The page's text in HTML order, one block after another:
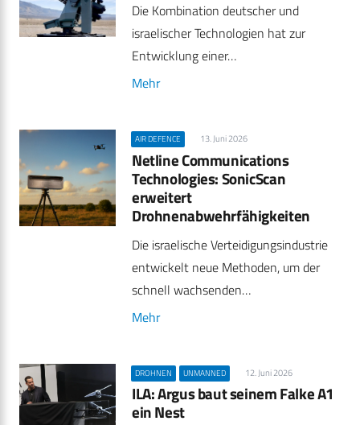
Die Kombination deutscher und
israelischer Technologien hat zur
Entwicklung einer…
Mehr
AIR DEFENCE 13. Juni 2026
Netline Communications
Technologies: SonicScan
erweitert
Drohnenabwehrfähigkeiten
Die israelische Verteidigungsindustrie
entwickelt neue Methoden, um der
schnell wachsenden…
Mehr
DROHNEN UNMANNED 12. Juni 2026
ILA: Argus baut seinem Falke A1
ein Nest